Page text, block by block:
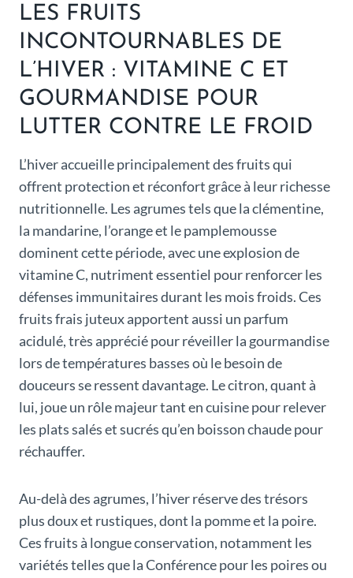
LES FRUITS
INCONTOURNABLES DE
L’HIVER : VITAMINE C ET
GOURMANDISE POUR
LUTTER CONTRE LE FROID
L’hiver accueille principalement des fruits qui
offrent protection et réconfort grâce à leur richesse
nutritionnelle. Les agrumes tels que la clémentine,
la mandarine, l’orange et le pamplemousse
dominent cette période, avec une explosion de
vitamine C, nutriment essentiel pour renforcer les
défenses immunitaires durant les mois froids. Ces
fruits frais juteux apportent aussi un parfum
acidulé, très apprécié pour réveiller la gourmandise
lors de températures basses où le besoin de
douceurs se ressent davantage. Le citron, quant à
lui, joue un rôle majeur tant en cuisine pour relever
les plats salés et sucrés qu’en boisson chaude pour
réchauffer.
Au-delà des agrumes, l’hiver réserve des trésors
plus doux et rustiques, dont la pomme et la poire.
Ces fruits à longue conservation, notamment les
variétés telles que la Conférence pour les poires ou